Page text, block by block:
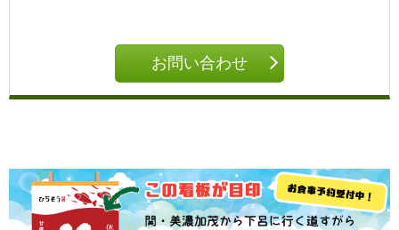
お問い合わせ